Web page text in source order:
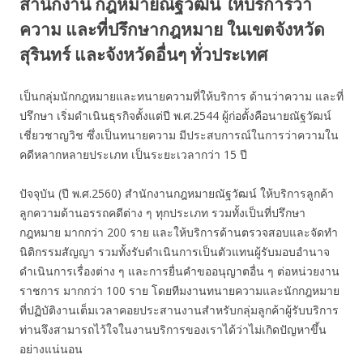
ความ และที่ปรึกษากฎหมาย ในเขตจังหวัด
สุรินทร์ และจังหวัดอื่นๆ ทั่วประเทศ
เป็นกลุ่มนักกฎหมายและทนายความที่ให้บริการ ด้านว่าความ และที่
ปรึกษา เริ่มดำเนินธุรกิจตั้งแต่ปี พ.ศ.2544 ผู้ก่อตั้งคือนายณัฐวัฒน์
เชี่ยวชาญวิช ซึ่งเป็นทนายความ มีประสบการณ์ในการว่าความใน
คดีหลากหลายประเภท เป็นระยะเวลากว่า 15 ปี
ปัจจุบัน (ปี พ.ศ.2560) สำนักงานกฎหมายณัฐวัฒน์ ให้บริการลูกค้า
ลูกความด้านอรรถคดีต่าง ๆ ทุกประเภท รวมทั้งเป็นที่ปรึกษา
กฎหมาย มากกว่า 200 ราย และให้บริการด้านตรวจสอบและจัดทำ
นิติกรรมสัญญา รวมทั้งรับดำเนินการเป็นตัวแทนผู้รับมอบอำนาจ
ดำเนินการเรื่องต่าง ๆ และการยื่นคำขออนุญาตอื่น ๆ ต่อหน่วยงาน
ราชการ มากกว่า 100 ราย โดยทีมงานทนายความและนักกฎหมาย
ที่ปฏิบัติงานเต็มเวลาคอยประสานงานสำหรับกลุ่มลูกค้าผู้รับบริการ
ท่านจึงสามารถไว้ใจในงานบริการของเราได้ว่าไม่เกิดปัญหาขึ้น
อย่างแน่นอน